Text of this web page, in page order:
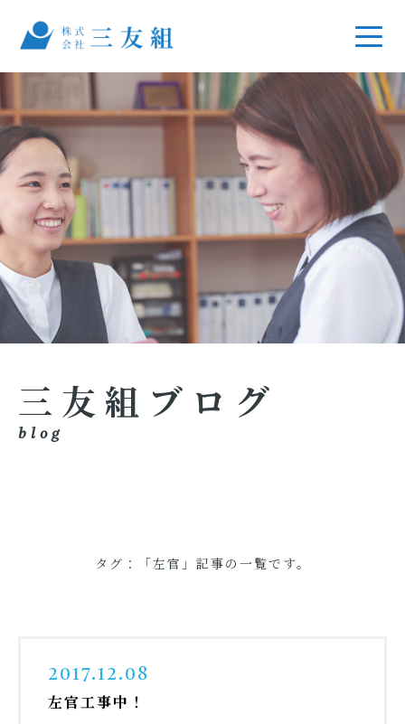
三友組ブログ
blog
タグ：「左官」記事の一覧です。
2017.12.08
左官工事中！